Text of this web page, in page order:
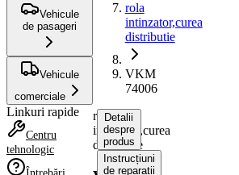
Vehicule
de pasageri
Vehicule
comerciale
Linkuri rapide
Centru
tehnologic
rola
intinzator,curea
distributie
VKM
74006
rola
intinzator,curea
distributie
Detalii
despre
produs
Instrucțiuni
de reparații